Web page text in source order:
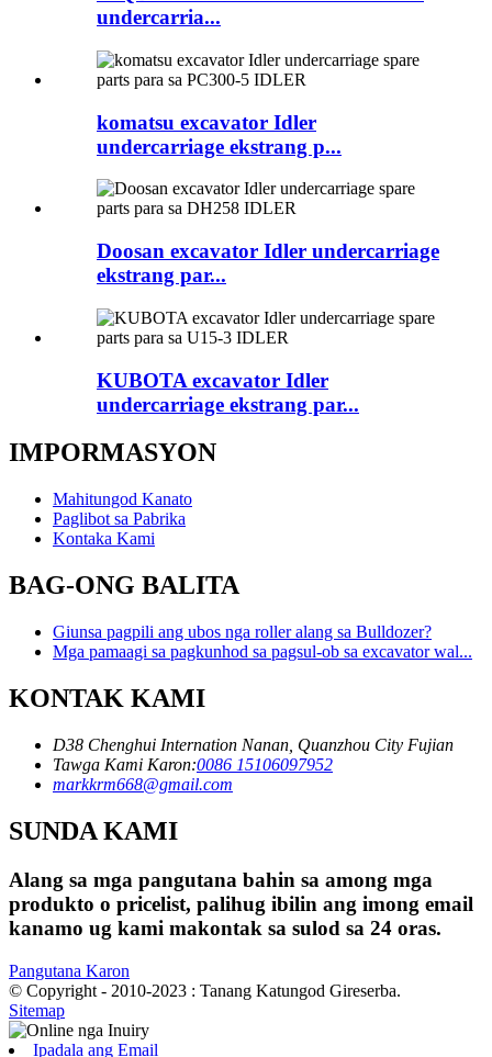
undercarria...
komatsu excavator Idler
undercarriage ekstrang p...
Doosan excavator Idler undercarriage
ekstrang par...
KUBOTA excavator Idler
undercarriage ekstrang par...
IMPORMASYON
Mahitungod Kanato
Paglibot sa Pabrika
Kontaka Kami
BAG-ONG BALITA
Giunsa pagpili ang ubos nga roller alang sa Bulldozer?
Mga pamaagi sa pagkunhod sa pagsul-ob sa excavator wal...
KONTAK KAMI
D38 Chenghui Internation Nanan, Quanzhou City Fujian
Tawga Kami Karon:0086 15106097952
markkrm668@gmail.com
SUNDA KAMI
Alang sa mga pangutana bahin sa among mga
produkto o pricelist, palihug ibilin ang imong email
kanamo ug kami makontak sa sulod sa 24 oras.
Pangutana Karon
© Copyright - 2010-2023 : Tanang Katungod Gireserba.
Sitemap
Ipadala ang Email